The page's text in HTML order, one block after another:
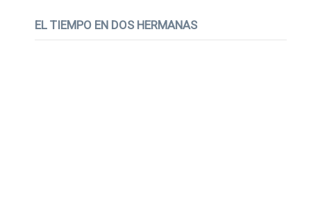
EL TIEMPO EN DOS HERMANAS